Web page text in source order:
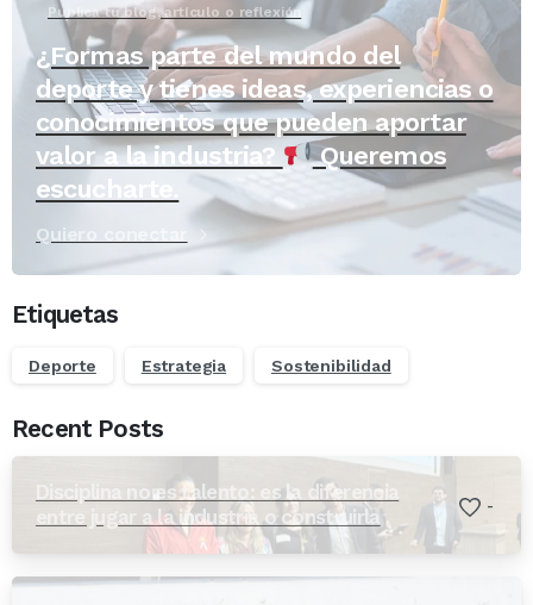
Publica tu blog, artículo o reflexión
¿Formas parte del mundo del
deporte y tienes ideas, experiencias o
conocimientos que pueden aportar
valor a la industria?
Queremos
escucharte.
Quiero conectar
Etiquetas
Deporte Estrategia Sostenibilidad
Recent Posts
Disciplina no es talento: es la diferencia
entre jugar a la industria o construirla
-